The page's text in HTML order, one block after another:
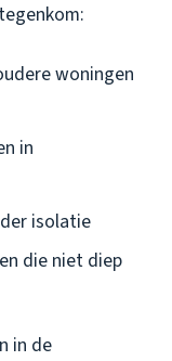
woningen
in
isolatie
die niet diep
in de